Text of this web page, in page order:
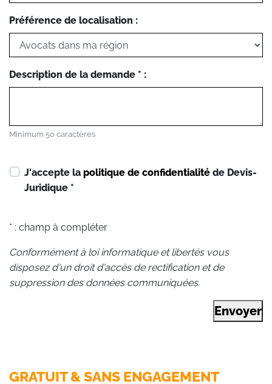
Préférence de localisation :
Description de la demande * :
Minimum 50 caractères
J'accepte la politique de confidentialité de Devis-
Juridique *
* : champ à compléter
Conformément à loi informatique et libertés vous
disposez d'un droit d'accès de rectification et de
suppression des données communiquées.
Envoyer
GRATUIT & SANS ENGAGEMENT